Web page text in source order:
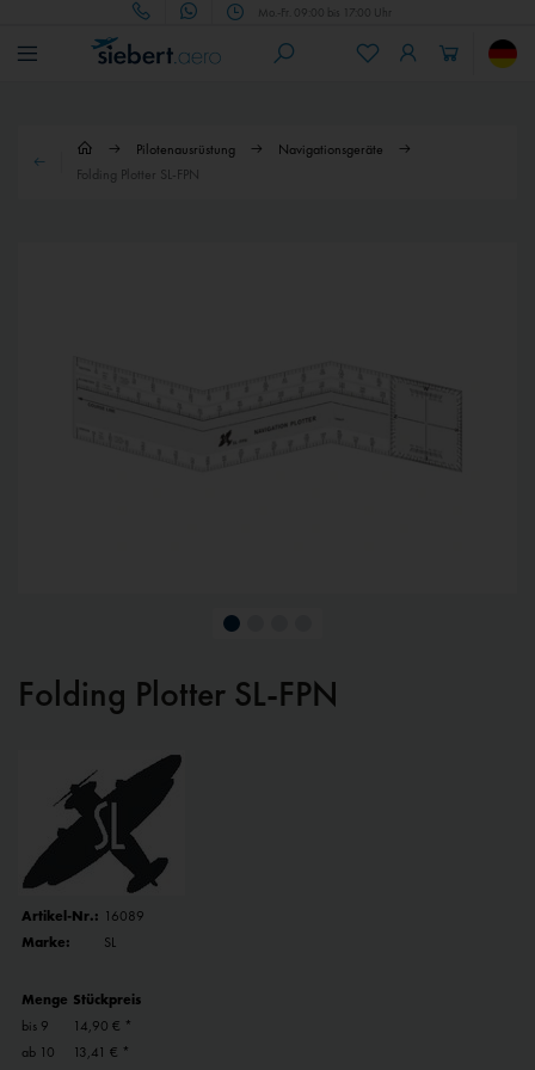
Mo.-Fr. 09:00 bis 17:00 Uhr
Pilotenausrüstung
Navigationsgeräte
Folding Plotter SL-FPN
Folding Plotter SL-FPN
Artikel-Nr.: 16089
Marke:
SL
Menge Stückpreis
bis 9
14,90 € *
ab 10
13,41 € *